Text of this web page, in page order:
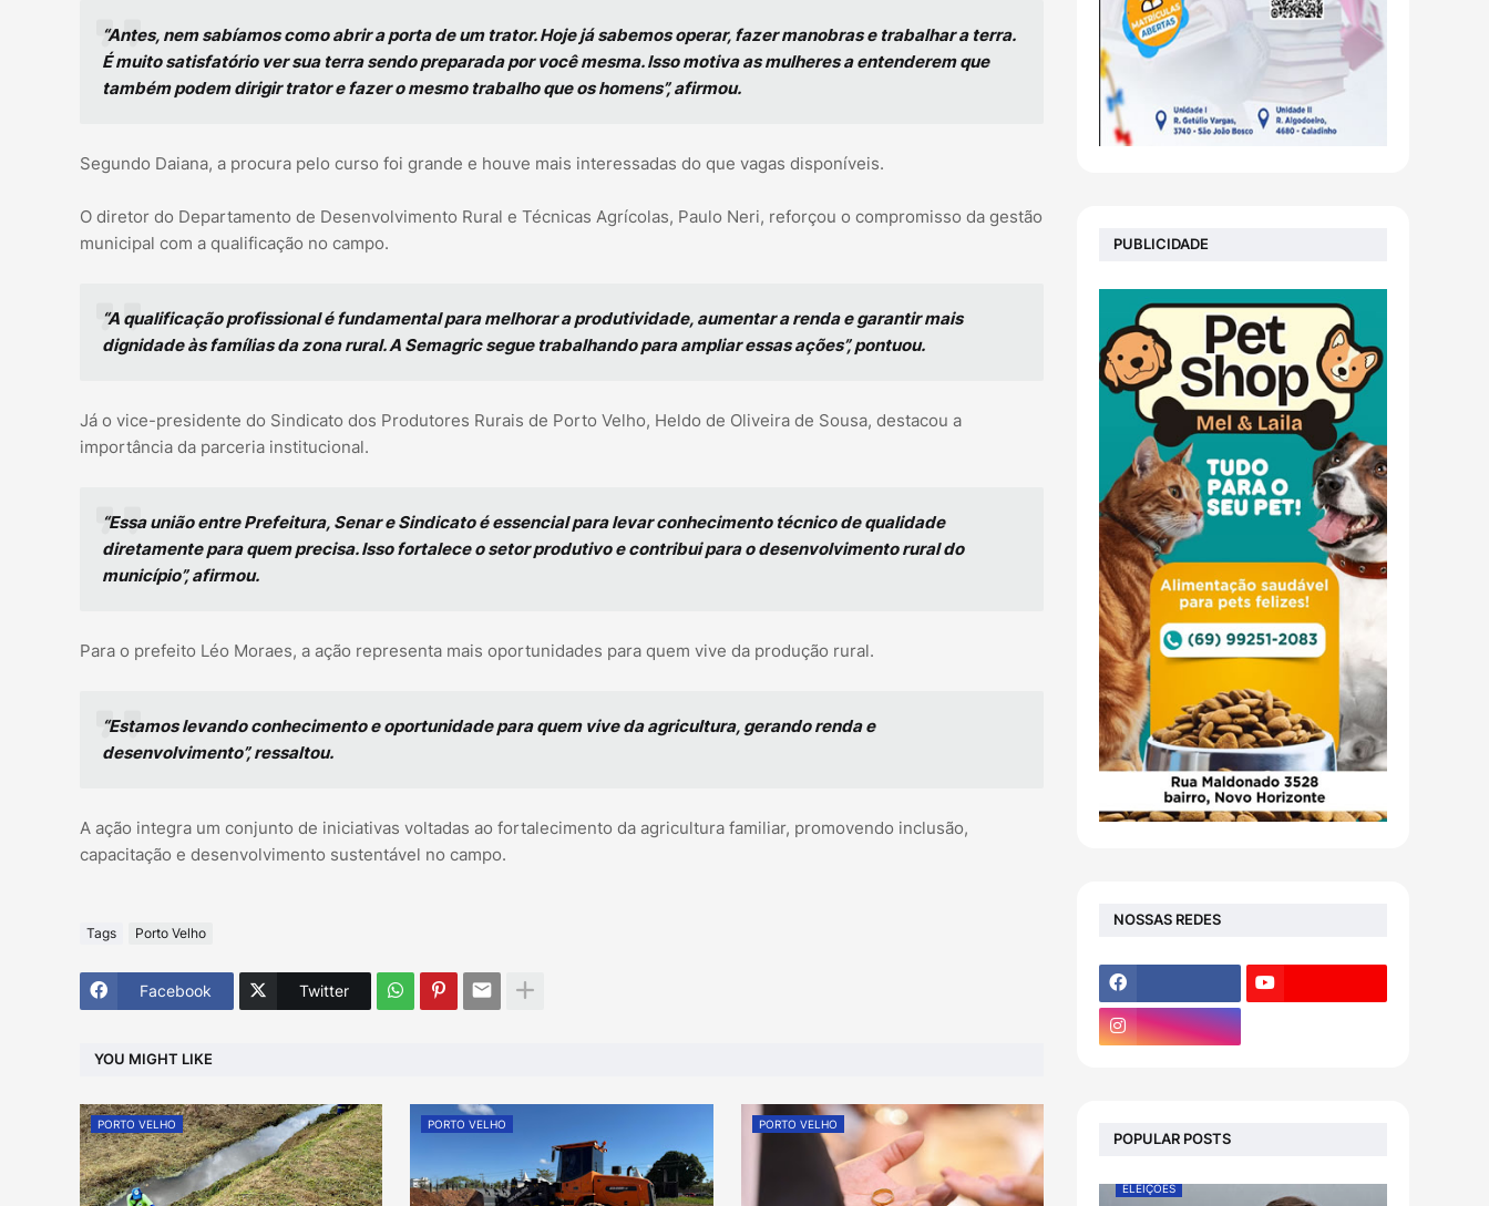
“Antes, nem sabíamos como abrir a porta de um trator. Hoje já sabemos operar, fazer manobras e trabalhar a terra.
É muito satisfatório ver sua terra sendo preparada por você mesma. Isso motiva as mulheres a entenderem que
também podem dirigir trator e fazer o mesmo trabalho que os homens”, afirmou.
Segundo Daiana, a procura pelo curso foi grande e houve mais interessadas do que vagas disponíveis.
O diretor do Departamento de Desenvolvimento Rural e Técnicas Agrícolas, Paulo Neri, reforçou o compromisso da gestão
municipal com a qualificação no campo.
“A qualificação profissional é fundamental para melhorar a produtividade, aumentar a renda e garantir mais
dignidade às famílias da zona rural. A Semagric segue trabalhando para ampliar essas ações”, pontuou.
Já o vice-presidente do Sindicato dos Produtores Rurais de Porto Velho, Heldo de Oliveira de Sousa, destacou a
importância da parceria institucional.
“Essa união entre Prefeitura, Senar e Sindicato é essencial para levar conhecimento técnico de qualidade
diretamente para quem precisa. Isso fortalece o setor produtivo e contribui para o desenvolvimento rural do
município”, afirmou.
Para o prefeito Léo Moraes, a ação representa mais oportunidades para quem vive da produção rural.
“Estamos levando conhecimento e oportunidade para quem vive da agricultura, gerando renda e
desenvolvimento”, ressaltou.
A ação integra um conjunto de iniciativas voltadas ao fortalecimento da agricultura familiar, promovendo inclusão,
capacitação e desenvolvimento sustentável no campo.
Tags Porto Velho
Facebook Twitter
YOU MIGHT LIKE
PORTO VELHO PORTO VELHO PORTO VELHO
PUBLICIDADE
NOSSAS REDES
POPULAR POSTS
ELEIÇÕES